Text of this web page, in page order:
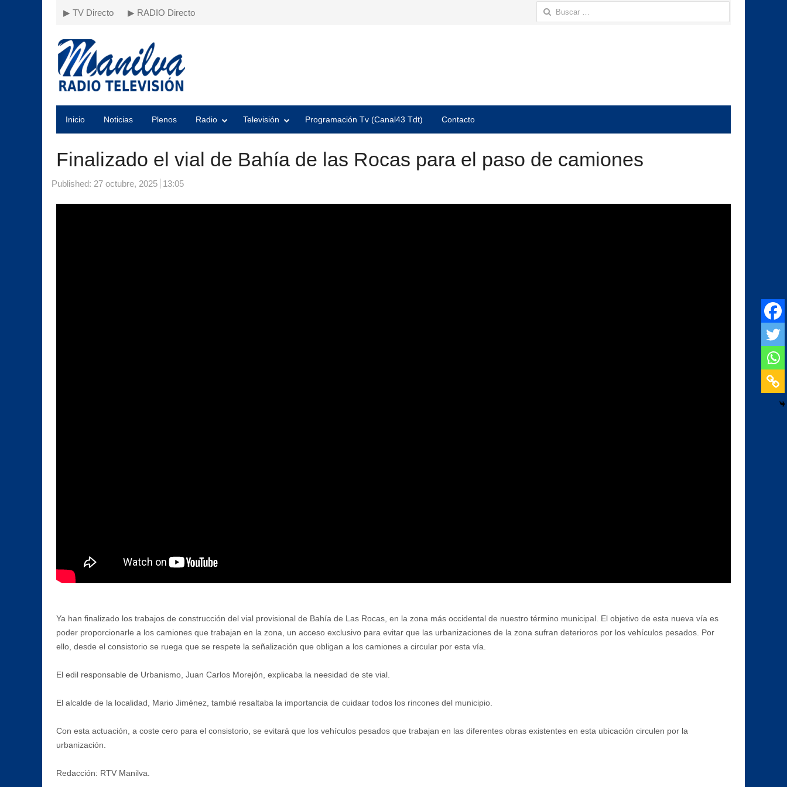
▶ TV Directo ▶ RADIO Directo Buscar:
Inicio Noticias Plenos Radio Televisión Programación Tv (Canal43 Tdt) Contacto
Finalizado el vial de Bahía de las Rocas para el paso de camiones
Published: 27 octubre, 2025 13:05
Ya han finalizado los trabajos de construcción del vial provisional de Bahía de Las Rocas, en la zona más occidental de nuestro término municipal. El objetivo de esta nueva vía es
poder proporcionarle a los camiones que trabajan en la zona, un acceso exclusivo para evitar que las urbanizaciones de la zona sufran deterioros por los vehículos pesados. Por
ello, desde el consistorio se ruega que se respete la señalización que obligan a los camiones a circular por esta vía.
El edil responsable de Urbanismo, Juan Carlos Morejón, explicaba la neesidad de ste vial.
El alcalde de la localidad, Mario Jiménez, tambié resaltaba la importancia de cuidaar todos los rincones del municipio.
Con esta actuación, a coste cero para el consistorio, se evitará que los vehículos pesados que trabajan en las diferentes obras existentes en esta ubicación circulen por la
urbanización.
Redacción: RTV Manilva.